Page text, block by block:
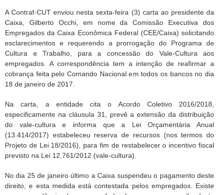
A Contraf-CUT enviou nesta sexta-feira (3) carta ao presidente da
Caixa, Gilberto Occhi, em nome da Comissão Executiva dos
Empregados da Caixa Econômica Federal (CEE/Caixa) solicitando
esclarecimentos e requerendo a prorrogação do Programa de
Cultura e Trabalho, para a concessão do Vale-Cultura aos
empregados. A correspondência tem a intenção de reafirmar a
cobrança feita pelo Comando Nacional em todos os bancos no dia
18 de janeiro de 2017.
Na carta, a entidade cita o Acordo Coletivo 2016/2018,
especificamente na cláusula 31, prevê a extensão da distribuição
do vale-cultura e informa que a Lei Orçamentária Anual
(13.414/2017) estabeleceu reserva de recursos (nos termos do
Projeto de Lei 18/2016), para fim de restabelecer o incentivo fiscal
previsto na Lei 12.761/2012 (vale-cultura).
No dia 25 de janeiro último a Caixa suspendeu o pagamento deste
direito, e esta medida está contestada pelos empregados. Existe